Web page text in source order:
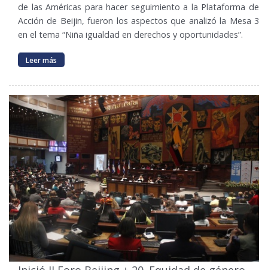
de las Américas para hacer seguimiento a la Plataforma de
Acción de Beijin, fueron los aspectos que analizó la Mesa 3
en el tema “Niña igualdad en derechos y oportunidades”.
Leer más